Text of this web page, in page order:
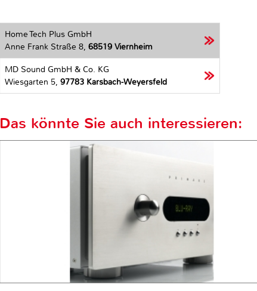
Home Tech Plus GmbH
Anne Frank Straße 8, 68519 Viernheim
MD Sound GmbH & Co. KG
Wiesgarten 5, 97783 Karsbach-Weyersfeld
Das könnte Sie auch interessieren: